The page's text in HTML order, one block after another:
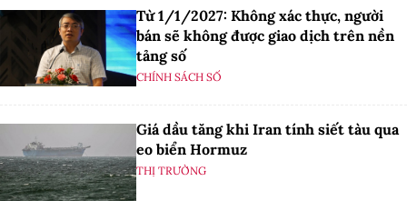
Từ 1/1/2027: Không xác thực, người
bán sẽ không được giao dịch trên nền
tảng số
CHÍNH SÁCH SỐ
Giá dầu tăng khi Iran tính siết tàu qua
eo biển Hormuz
THỊ TRƯỜNG